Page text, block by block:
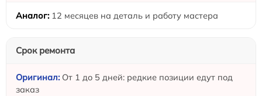
12 месяцев на деталь и работу мастера
Срок ремонта
От 1 до 5 дней: редкие позиции едут под
заказ